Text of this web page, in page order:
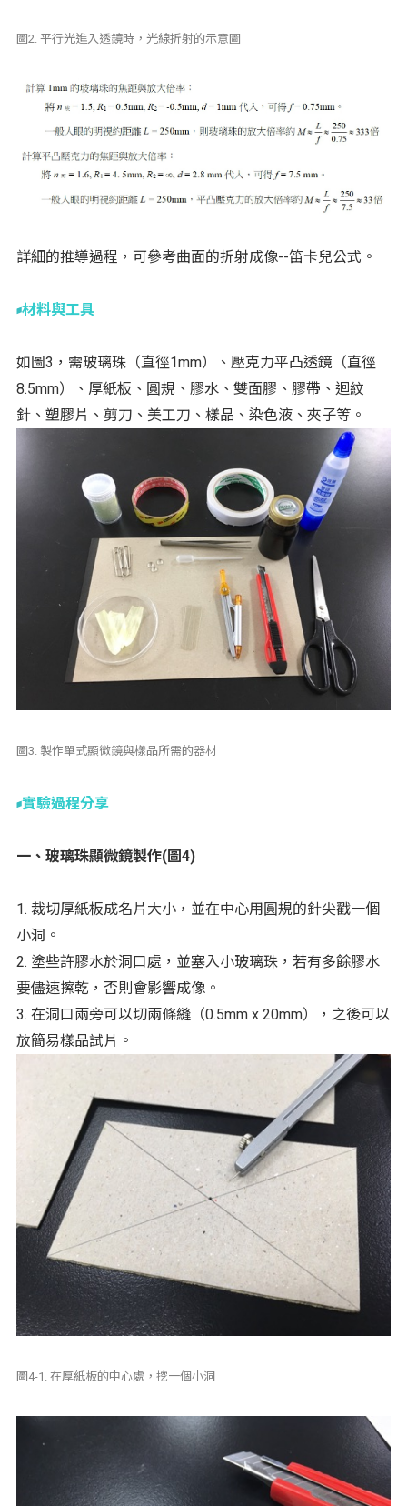
圖2. 平行光進入透鏡時，光線折射的示意圖
詳細的推導過程，可參考曲面的折射成像--笛卡兒公式。
材料與工具
如圖3，需玻璃珠（直徑1mm）、壓克力平凸透鏡（直徑
8.5mm）、厚紙板、圓規、膠水、雙面膠、膠帶、迴紋
針、塑膠片、剪刀、美工刀、樣品、染色液、夾子等。
圖3. 製作單式顯微鏡與樣品所需的器材
實驗過程分享
一、玻璃珠顯微鏡製作(圖4)
1. 裁切厚紙板成名片大小，並在中心用圓規的針尖戳一個
小洞。
2. 塗些許膠水於洞口處，並塞入小玻璃珠，若有多餘膠水
要儘速擦乾，否則會影響成像。
3. 在洞口兩旁可以切兩條縫（0.5mm x 20mm），之後可以
放簡易樣品試片。
圖4-1. 在厚紙板的中心處，挖一個小洞